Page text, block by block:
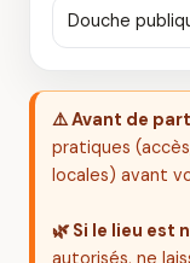
Douche
⚠️ Avant de
pratiques
locales) avant
🌿 Si le lieu est
autorisés, ne